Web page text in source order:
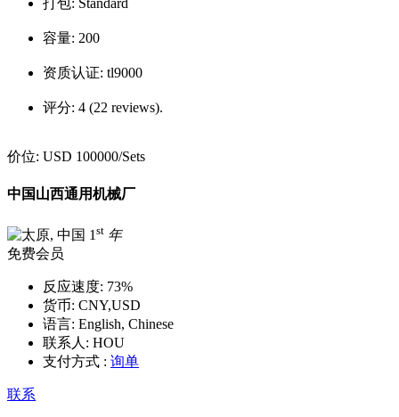
容量: 200
资质认证: tl9000
评分: 4 (22 reviews).
价位: USD 100000/Sets
中国山西通用机械厂
1 st 年
免费会员
反应速度: 73%
货币: CNY,USD
语言: English, Chinese
联系人: HOU
支付方式 : 询单
联系